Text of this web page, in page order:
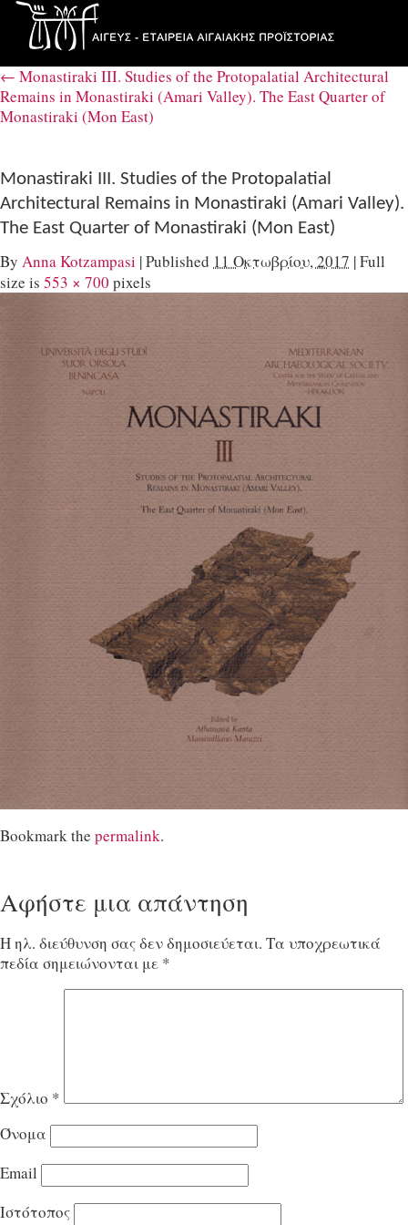
← Monastiraki III. Studies of the Protopalatial Architectural
Remains in Monastiraki (Amari Valley). The East Quarter of
Monastiraki (Mon East)
Monastiraki III. Studies of the Protopalatial
Architectural Remains in Monastiraki (Amari Valley).
The East Quarter of Monastiraki (Mon East)
By Anna Kotzampasi |Published 11 Οκτωβρίου, 2017 |Full
size is 553 × 700 pixels
Bookmark the permalink.
Αφήστε μια απάντηση
Η ηλ. διεύθυνση σας δεν δημοσιεύεται. Τα υποχρεωτικά
πεδία σημειώνονται με *
Σχόλιο *
Όνομα
Email
Ιστότοπος